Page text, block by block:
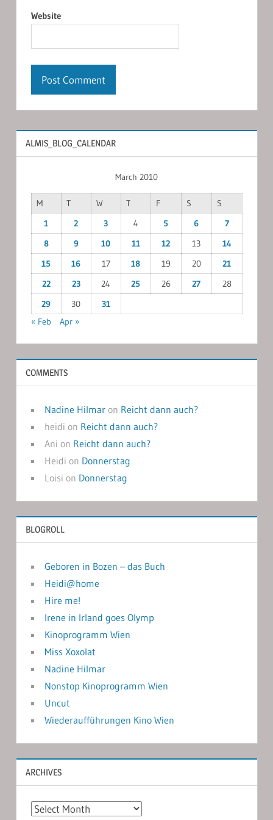
Website
ALMIS_BLOG_CALENDAR
March 2010
M T W T F S
S
1
2 3 4 5 6
7
8
9 10 11 12 13
14
15
16 17 18 19 20
21
22
23 24 25 26 27
28
29
30
31
« Feb
Apr »
COMMENTS
Nadine Hilmaron Reicht dann auch?
heidi on Reicht dann auch?
Ani on Reicht dann auch?
Heidi on Donnerstag
Loisi on Donnerstag
BLOGROLL
Geboren in Bozen – das Buch
Heidi@home
Hire me!
Irene in Irland goes Olymp
Kinoprogramm Wien
Miss Xoxolat
Nadine Hilmar
Nonstop Kinoprogramm Wien
Uncut
Wiederaufführungen Kino Wien
ARCHIVES
Archives